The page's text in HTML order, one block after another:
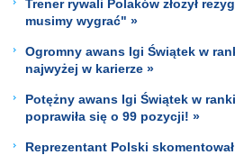
Trener rywali Polaków złożył
musimy wygrać" »
Ogromny awans Igi Świątek w
najwyżej w karierze »
Potężny awans Igi Świątek w
poprawiła się o 99 pozycji! »
Reprezentant Polski